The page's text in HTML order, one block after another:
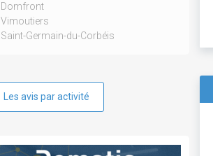
Domfront
Vimoutiers
Saint-Germain-du-Corbéis
Les avis par activité